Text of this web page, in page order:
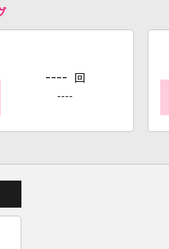
---- 回
----